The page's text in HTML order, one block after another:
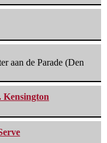
aan de Parade (Den
Kensington